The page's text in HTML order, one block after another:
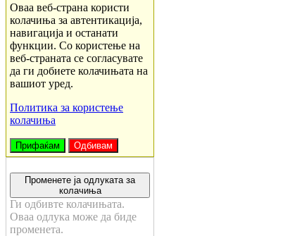
Оваа веб-страна користи
колачиња за автентикација,
навигација и останати
функции. Со користење на
веб-страната се согласувате
да ги добиете колачињата на
вашиот уред.
Политика за користење
колачиња
Прифаќам Одбивам
Променете ја одлуката за
колачиња
Ги одбивте колачињата.
Оваа одлука може да биде
променета.